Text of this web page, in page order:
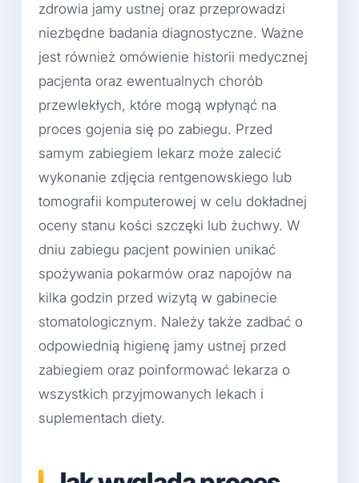
zdrowia jamy ustnej oraz przeprowadzi
niezbędne badania diagnostyczne. Ważne
jest również omówienie historii medycznej
pacjenta oraz ewentualnych chorób
przewlekłych, które mogą wpłynąć na
proces gojenia się po zabiegu. Przed
samym zabiegiem lekarz może zalecić
wykonanie zdjęcia rentgenowskiego lub
tomografii komputerowej w celu dokładnej
oceny stanu kości szczęki lub żuchwy. W
dniu zabiegu pacjent powinien unikać
spożywania pokarmów oraz napojów na
kilka godzin przed wizytą w gabinecie
stomatologicznym. Należy także zadbać o
odpowiednią higienę jamy ustnej przed
zabiegiem oraz poinformować lekarza o
wszystkich przyjmowanych lekach i
suplementach diety.